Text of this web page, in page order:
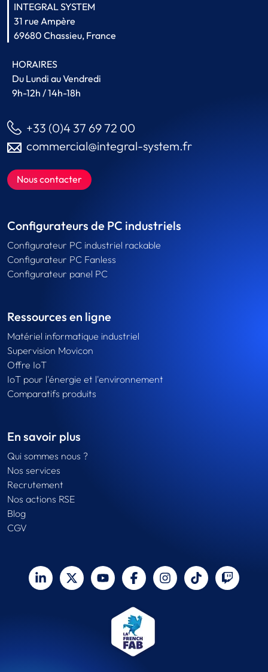
INTEGRAL SYSTEM
31 rue Ampère
69680 Chassieu, France
HORAIRES
Du Lundi au Vendredi
9h-12h / 14h-18h
+33 (0)4 37 69 72 00
commercial@integral-system.fr
Nous contacter
Configurateurs de PC industriels
Configurateur PC industriel rackable
Configurateur PC Fanless
Configurateur panel PC
Ressources en ligne
Matériel informatique industriel
Supervision Movicon
Offre IoT
IoT pour l'énergie et l'environnement
Comparatifs produits
En savoir plus
Qui sommes nous ?
Nos services
Recrutement
Nos actions RSE
Blog
CGV